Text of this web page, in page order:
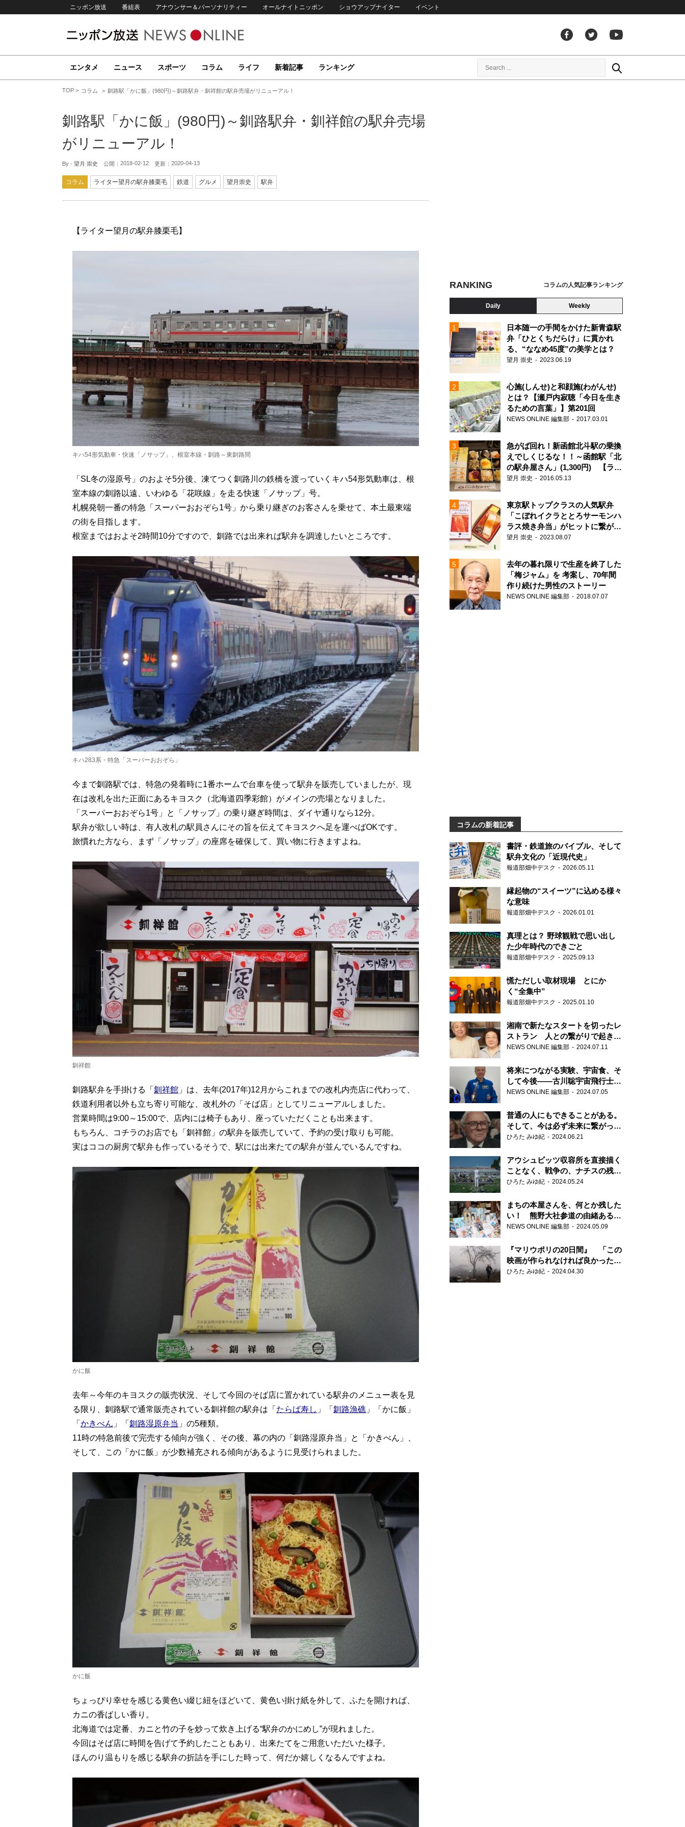
ニッポン放送 番組表 アナウンサー＆パーソナリティー オールナイトニッポン ショウアップナイター イベント
エンタメ ニュース スポーツ コラム ライフ 新着記事 ランキング
TOP コラム 釧路駅「かに飯」(980円)～釧路駅弁・釧祥館の駅弁売場がリニューアル！
釧路駅「かに飯」(980円)～釧路駅弁・釧祥館の駅弁売場
がリニューアル！
By - 望月 崇史 公開： 2018-02-12 更新： 2020-04-13
コラム ライター望月の駅弁膝栗毛 鉄道 グルメ 望月崇史 駅弁
【ライター望月の駅弁膝栗毛】
キハ54形気動車・快速「ノサップ」、根室本線・釧路～東釧路間
「SL冬の湿原号」のおよそ5分後、凍てつく釧路川の鉄橋を渡っていくキハ54形気動車は、根
室本線の釧路以遠、いわゆる「花咲線」を走る快速「ノサップ」号。
札幌発朝一番の特急「スーパーおおぞら1号」から乗り継ぎのお客さんを乗せて、本土最東端
の街を目指します。
根室まではおよそ2時間10分ですので、釧路では出来れば駅弁を調達したいところです。
キハ283系・特急「スーパーおおぞら」
今まで釧路駅では、特急の発着時に1番ホームで台車を使って駅弁を販売していましたが、現
在は改札を出た正面にあるキヨスク（北海道四季彩館）がメインの売場となりました。
「スーパーおおぞら1号」と「ノサップ」の乗り継ぎ時間は、ダイヤ通りなら12分。
駅弁が欲しい時は、有人改札の駅員さんにその旨を伝えてキヨスクへ足を運べばOKです。
旅慣れた方なら、まず「ノサップ」の座席を確保して、買い物に行きますよね。
釧祥館
釧路駅弁を手掛ける「 釧祥館 」は、去年(2017年)12月からこれまでの改札内売店に代わって、
鉄道利用者以外も立ち寄り可能な、改札外の「そば店」としてリニューアルしました。
営業時間は9:00～15:00で、店内には椅子もあり、座っていただくことも出来ます。
もちろん、コチラのお店でも「釧祥館」の駅弁を販売していて、予約の受け取りも可能。
実はココの厨房で駅弁も作っているそうで、駅には出来たての駅弁が並んでいるんですね。
かに飯
去年～今年のキヨスクの販売状況、そして今回のそば店に置かれている駅弁のメニュー表を見
る限り、釧路駅で通常販売されている釧祥館の駅弁は「 たらば寿し 」「 釧路漁礁 」「かに飯」
「 かきべん 」「 釧路湿原弁当 」の5種類。
11時の特急前後で完売する傾向が強く、その後、幕の内の「釧路湿原弁当」と「かきべん」、
そして、この「かに飯」が少数補充される傾向があるように見受けられました。
かに飯
ちょっぴり幸せを感じる黄色い綴じ紐をほどいて、黄色い掛け紙を外して、ふたを開ければ、
カニの香ばしい香り。
北海道では定番、カニと竹の子を炒って炊き上げる“駅弁のかにめし”が現れました。
今回はそば店に時間を告げて予約したこともあり、出来たてをご用意いただいた様子。
ほんのり温もりを感じる駅弁の折詰を手にした時って、何だか嬉しくなるんですよね。
RANKING コラムの人気記事ランキング
Daily Weekly
日本随一の手間をかけた新青森駅
弁「ひとくちだらけ」に貫かれ
る、“ななめ45度”の美学とは？
望月 崇史 2023.06.19
心施(しんせ)と和顔施(わがんせ)
とは？【瀬戸内寂聴「今日を生き
るための言葉」】第201回
NEWS ONLINE 編集部 2017.03.01
急がば回れ！新函館北斗駅の乗換
えでしくじるな！！～函館駅「北
の駅弁屋さん」(1,300円) 【ライ
ター望月の駅弁膝栗毛】
望月 崇史 2016.05.13
東京駅トップクラスの人気駅弁
「こぼれイクラととろサーモンハ
ラス焼き弁当」がヒットに繋がっ
た理由
望月 崇史 2023.08.07
去年の暮れ限りで生産を終了した
「梅ジャム」を 考案し、70年間
作り続けた男性のストーリー
NEWS ONLINE 編集部 2018.07.07
コラムの新着記事
書評・鉄道旅のバイブル、そして
駅弁文化の「近現代史」
報道部畑中デスク 2026.05.11
縁起物の“スイーツ”に込める様々
な意味
報道部畑中デスク 2026.01.01
真理とは？ 野球観戦で思い出し
た少年時代のできごと
報道部畑中デスク 2025.09.13
慌ただしい取材現場 とにか
く“全集中”
報道部畑中デスク 2025.01.10
湘南で新たなスタートを切ったレ
ストラン 人との繋がりで起きた
奇跡
NEWS ONLINE 編集部 2024.07.11
将来につながる実験、宇宙食、そ
して今後――古川聡宇宙飛行士単
独インタビュー
NEWS ONLINE 編集部 2024.07.05
普通の人にもできることがある。
そして、今は必ず未来に繋がって
いく……『ONE LIFE 奇跡が繋い
ひろた みゆ紀 2024.06.21
アウシュビッツ収容所を直接描く
ことなく、戦争の、ナチスの残虐
さが見える映画 『関心領域』
ひろた みゆ紀 2024.05.24
まちの本屋さんを、何とか残した
い！ 熊野大社参道の由緒ある書
店・三代目の強い思い
NEWS ONLINE 編集部 2024.05.09
『マリウポリの20日間』 「この
映画が作られなければ良かった」
と語る監督
ひろた みゆ紀 2024.04.30